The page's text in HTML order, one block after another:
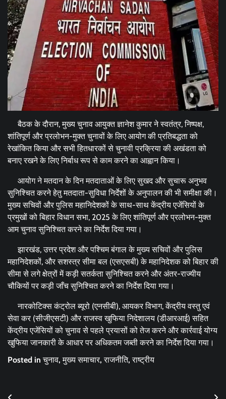
बैठक के दौरान, मुख्य चुनाव आयुक्त ज्ञानेश कुमार ने स्वतंत्र, निष्पक्ष,
शांतिपूर्ण और प्रलोभन-मुक्त चुनावों के लिए आयोग की प्रतिबद्धता को
रेखांकित किया और सभी हितधारकों से चुनावी प्रक्रिया की अखंडता को
बनाए रखने के लिए निर्बाध रूप से काम करने का आह्वान किया।
आयोग ने मतदान के दिन मतदाताओं के लिए सुखद और सुचारू अनुभव
सुनिश्चित करने हेतु मतदाता-सुविधा निर्देशों के अनुपालन की भी समीक्षा की।
मुख्य सचिवों और पुलिस महानिदेशकों के साथ-साथ केंद्रीय एजेंसियों के
प्रमुखों को बिहार विधान सभा, 2025 के लिए शांतिपूर्ण और प्रलोभन-मुक्त
आम चुनाव सुनिश्चित करने का निर्देश दिया गया।
झारखंड, उत्तर प्रदेश और पश्चिम बंगाल के मुख्य सचिवों और पुलिस
महानिदेशकों, और सशस्त्र सीमा बल (एसएसबी) के महानिदेशक को बिहार की
सीमा से लगे क्षेत्रों में कड़ी सतर्कता सुनिश्चित करने और अंतर-राज्यीय
चौकियों पर कड़ी जाँच सुनिश्चित करने का निर्देश दिया गया।
नारकोटिक्स कंट्रोल ब्यूरो (एनसीबी), आयकर विभाग, केंद्रीय वस्तु एवं
सेवा कर (सीजीएसटी) और राजस्व खुफिया निदेशालय (डीआरआई) सहित
केंद्रीय एजेंसियों को चुनाव से पहले प्रयासों को तेज करने और कार्रवाई योग्य
खुफिया जानकारी के आधार पर अधिकतम जब्ती करने का निर्देश दिया गया।
Posted inचुनाव,मुख्य समाचार,राजनीति,राष्ट्रीय